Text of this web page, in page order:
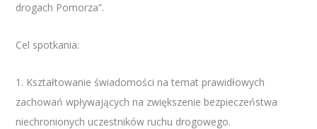
drogach Pomorza”.
Cel spotkania:
1. Kształtowanie świadomości na temat prawidłowych
zachowań wpływających na zwiększenie bezpieczeństwa
niechronionych uczestników ruchu drogowego.